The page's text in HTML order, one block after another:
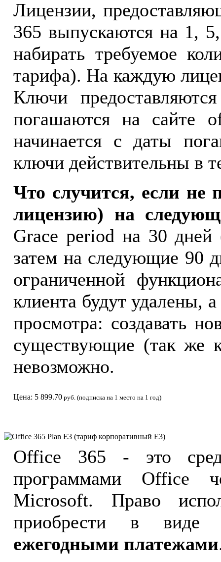
Лицензии,
365 выпускаются на 1,
набирать требуемое
тарифа). На каждую
Ключи
погашаются на сайте
начинается с даты
ключи действительны в
Что случится, если не
лицензию) на
Grace period на 30 дней
затем на следующие 90
ограниченной
клиента будут удалены,
просмотра: создавать
существующие (так же
невозможно.
Цена: 5 899.70 руб. (подписка на 1 место на 1 год)
Office 365 Plan E3 (тариф корпоративный Е3)
Office 365 - это
программами Office
Microsoft. Право
приобрести в виде
ежегодными платежами